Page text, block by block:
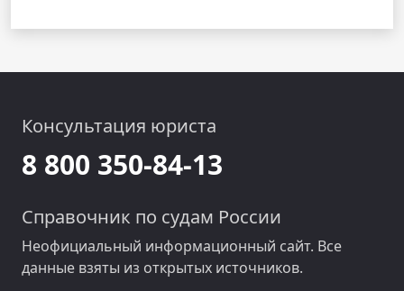
Консультация юриста
8 800 350-84-13
Справочник по судам России
Неофициальный информационный сайт. Все
данные взяты из открытых источников.